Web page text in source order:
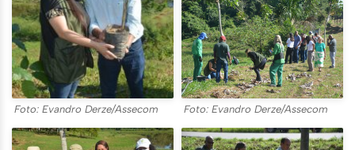
Foto: Evandro Derze/Assecom Foto: Evandro Derze/Assecom